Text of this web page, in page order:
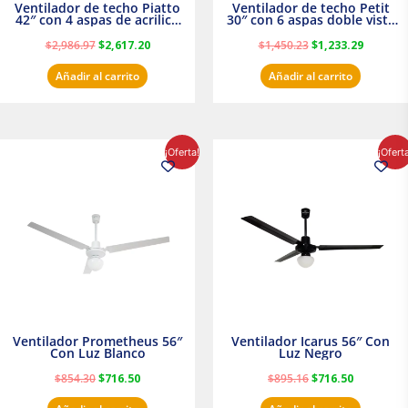
Ventilador de techo Piatto
42″ con 4 aspas de acrilico
transparente
$2,986.97 $2,617.20
Añadir al carrito
Ventilador de techo Petit
30″ con 6 aspas doble vista
Satinado Masterfan
$1,450.23 $1,233.29
Añadir al carrito
¡Oferta!
Ventilador Prometheus 56″
Con Luz Blanco
$854.30$716.50
precio
actual
Ventilador Icarus 56″ Con
Luz Negro
$895.16$716.50
precio
actual